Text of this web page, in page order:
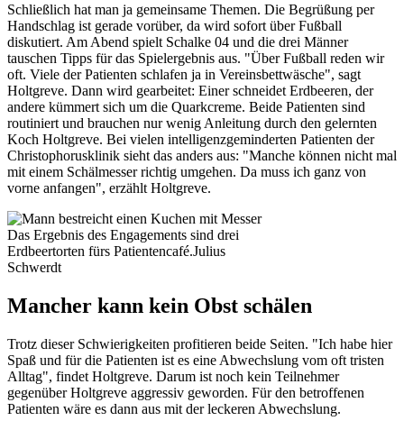
Schließlich hat man ja gemeinsame Themen. Die Begrüßung per
Handschlag ist gerade vorüber, da wird sofort über Fußball
diskutiert. Am Abend spielt Schalke 04 und die drei Männer
tauschen Tipps für das Spielergebnis aus. "Über Fußball reden wir
oft. Viele der Patienten schlafen ja in Vereinsbettwäsche", sagt
Holtgreve. Dann wird gearbeitet: Einer schneidet Erdbeeren, der
andere kümmert sich um die Quarkcreme. Beide Patienten sind
routiniert und brauchen nur wenig Anleitung durch den gelernten
Koch Holtgreve. Bei vielen intelligenzgeminderten Patienten der
Christophorusklinik sieht das anders aus: "Manche können nicht mal
mit einem Schälmesser richtig umgehen. Da muss ich ganz von
vorne anfangen", erzählt Holtgreve.
Das Ergebnis des Engagements sind drei
Erdbeertorten fürs Patientencafé.Julius
Schwerdt
Mancher kann kein Obst schälen
Trotz dieser Schwierigkeiten profitieren beide Seiten. "Ich habe hier
Spaß und für die Patienten ist es eine Abwechslung vom oft tristen
Alltag", findet Holtgreve. Darum ist noch kein Teilnehmer
gegenüber Holtgreve aggressiv geworden. Für den betroffenen
Patienten wäre es dann aus mit der leckeren Abwechslung.